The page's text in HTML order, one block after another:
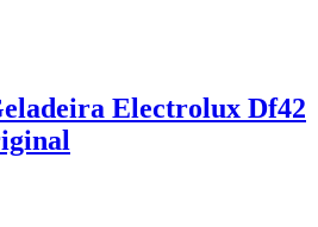
Electrolux Df42